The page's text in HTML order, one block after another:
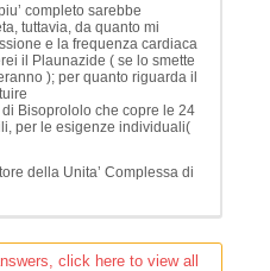
completo sarebbe
tuttavia, da quanto mi
e la frequenza cardiaca
il Plaunazide ( se lo smette
); per quanto riguarda il
Bisoprololo che copre le 24
per le esigenze individuali(
della Unita’ Complessa di
click here to view all